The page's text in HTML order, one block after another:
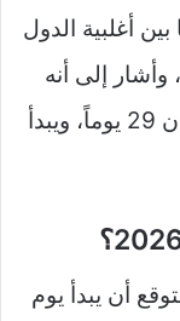
أغلبية الدول
مع يوم 20 مارس، وأشار إلى أنه
من المتوقع فلكياً أن يكون شهر رمضان 29 يوماً، ويبدأ
2026 (1447 هـ) متوقع أن يبدأ يوم